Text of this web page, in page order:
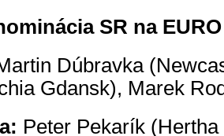
SR na
Dúbravka
Gdansk), Marek
Peter Pekarík